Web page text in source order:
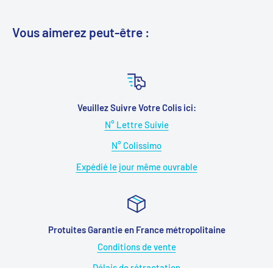
Vous aimerez peut-être :
Veuillez Suivre Votre Colis ici:
N° Lettre Suivie
N° Colissimo
Expédié le jour même ouvrable
Protuites Garantie en France métropolitaine
Conditions de vente